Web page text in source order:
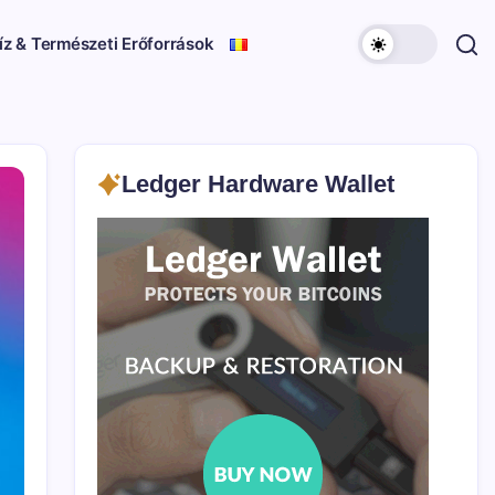
& Természeti Erőforrások
Ledger Hardware Wallet